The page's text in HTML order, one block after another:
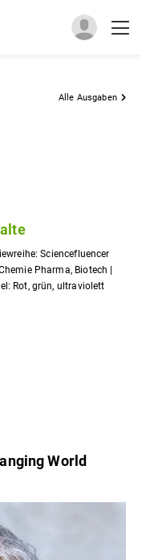
Alle Ausgaben
Sciencefluencer
Pharma, Biotech |
Rot, grün, ultraviolett
World